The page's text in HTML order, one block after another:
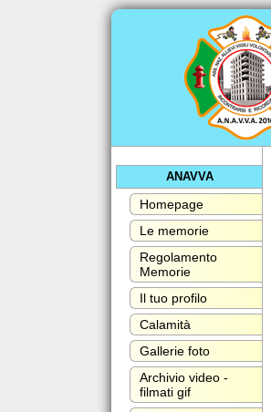
ANAVVA
Homepage
Le memorie
Regolamento
Memorie
Il tuo profilo
Calamità
Gallerie foto
Archivio video -
filmati gif